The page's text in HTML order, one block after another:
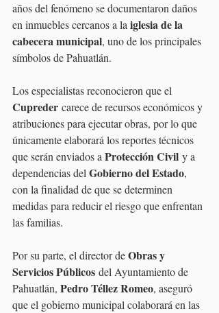
años del fenómeno se documentaron daños
en inmuebles cercanos a la iglesia de la
cabecera municipal, uno de los principales
símbolos de Pahuatlán.
Los especialistas reconocieron que el
Cupreder carece de recursos económicos y
atribuciones para ejecutar obras, por lo que
únicamente elaborará los reportes técnicos
que serán enviados a Protección Civil y a
dependencias del Gobierno del Estado,
con la finalidad de que se determinen
medidas para reducir el riesgo que enfrentan
las familias.
Por su parte, el director de Obras y
Servicios Públicos del Ayuntamiento de
Pahuatlán, Pedro Téllez Romeo, aseguró
que el gobierno municipal colaborará en las